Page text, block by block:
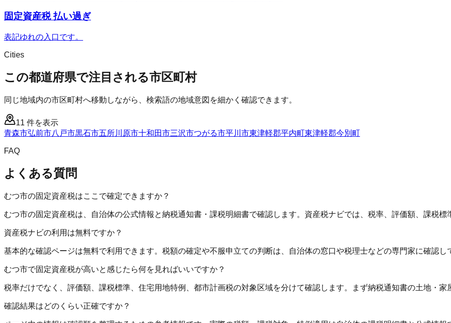
固定資産税 払い過ぎ
表記ゆれの入口です。
Cities
この都道府県で注目される市区町村
同じ地域内の市区町村へ移動しながら、検索語の地域意図を細かく確認できます。
11 件を表示
青森市弘前市八戸市黒石市五所川原市十和田市三沢市つがる市平川市東津軽郡平内町東津軽郡今別町
FAQ
よくある質問
むつ市の固定資産税はここで確定できますか？
むつ市の固定資産税は、自治体の公式情報と納税通知書・課税明細書で確認します。資産税ナビでは、税率、評価額、課税標
資産税ナビの利用は無料ですか？
基本的な確認ページは無料で利用できます。税額の確定や不服申立ての判断は、自治体の窓口や税理士などの専門家に確認し
むつ市で固定資産税が高いと感じたら何を見ればいいですか？
税率だけでなく、評価額、課税標準、住宅用地特例、都市計画税の対象区域を分けて確認します。まず納税通知書の土地・家
確認結果はどのくらい正確ですか？